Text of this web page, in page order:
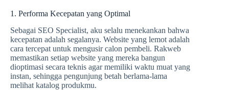
1. Performa Kecepatan yang Optimal
Sebagai SEO Specialist, aku selalu menekankan bahwa
kecepatan adalah segalanya. Website yang lemot adalah
cara tercepat untuk mengusir calon pembeli. Rakweb
memastikan setiap website yang mereka bangun
dioptimasi secara teknis agar memiliki waktu muat yang
instan, sehingga pengunjung betah berlama-lama
melihat katalog produkmu.